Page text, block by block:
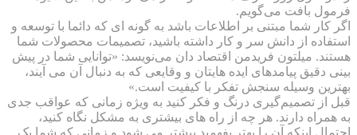
فرمول بافت می‌گویم.
اگر کار شما مبتنی بر اطلاعات باشد به گونه ای که دائما با توسعه و
استفاده از دانش سر و کار داشته باشید، تصمیمات محصولات شما
هستند. میلتون فریدمن اقتصاد دان می‌نویسد: «توانایی شما در پیش
بینی دقیق پیامدهای ایده هایتان و وقایعی که به دنبال آن می آیند،
بهترین وسیله سنجش تفکر با کیفیت است.»
قبل از تصمیم‌گیری درنگ و فکر کنید به ویژه زمانی که عواقب جدی
به همراه دارند. هر چه از راه های بیشتری به مشکل نگاه کنید،
احتمال اینکه آن را بهتر بفهمید بیشتر می شود و زمانی که شما یک